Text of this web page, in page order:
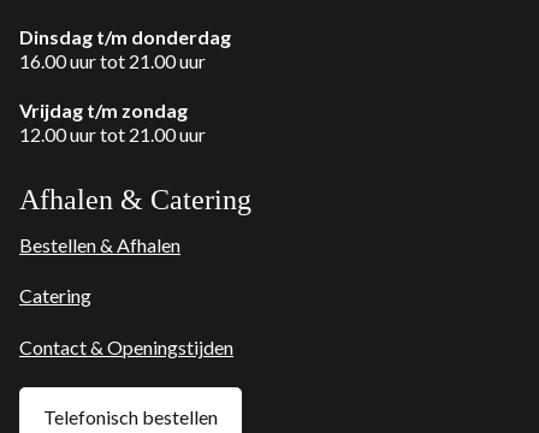
Dinsdag t/m donderdag
16.00 uur tot 21.00 uur
Vrijdag t/m zondag
12.00 uur tot 21.00 uur
Afhalen & Catering
Bestellen & Afhalen
Catering
Contact & Openingstijden
Telefonisch bestellen